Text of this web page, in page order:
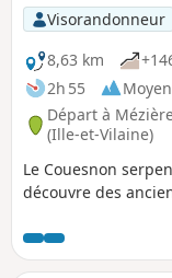
Visorandonneur
8,63 km
2h 55
Départ à
(Ille-et-Vilaine)
Le Couesnon
découvre des